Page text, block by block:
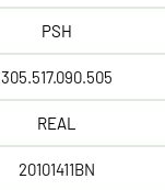
PSH
305.517.090.505
REAL
20101411BN